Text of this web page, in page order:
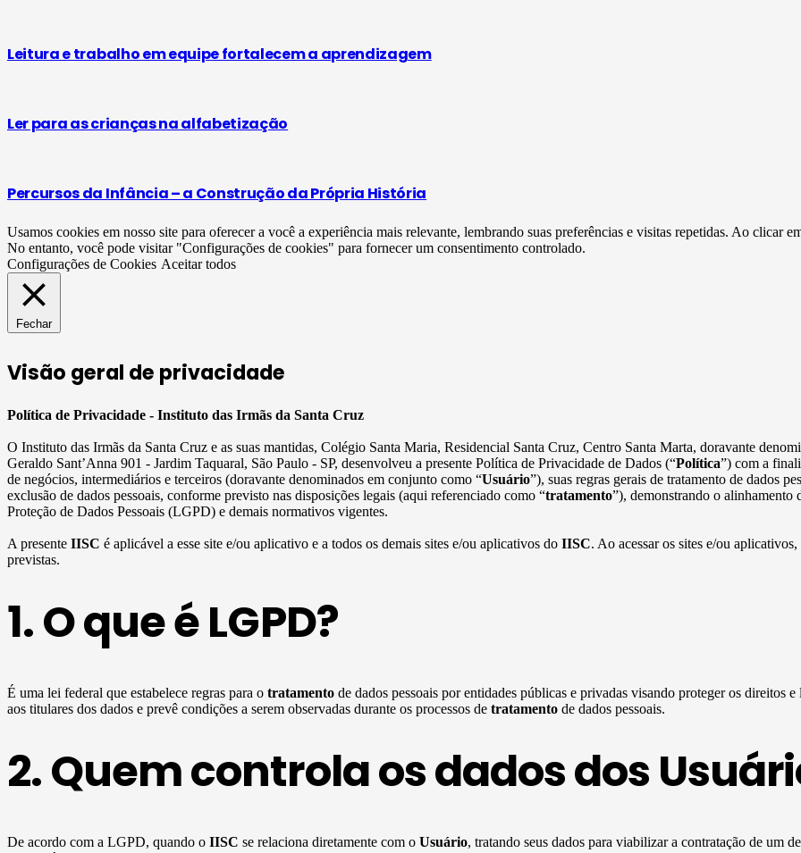
Leitura e trabalho em equipe fortalecem a aprendizagem
Ler para as crianças na alfabetização
Percursos da Infância – a Construção da Própria História
Usamos cookies em nosso site para oferecer a você a experiência mais relevante, lembrando suas preferências e visitas repetidas. Ao
No entanto, você pode visitar "Configurações de cookies" para fornecer um consentimento controlado.
Configurações de Cookies Aceitar todos
Fechar
Visão geral de privacidade
Política de Privacidade - Instituto das Irmãs da Santa Cruz
O Instituto das Irmãs da Santa Cruz e as suas mantidas, Colégio Santa Maria, Residencial Santa Cruz, Centro Santa Marta, doravante
Geraldo Sant’Anna 901 - Jardim Taquaral, São Paulo - SP, desenvolveu a presente Política de Privacidade de Dados (“Política”) com a
de negócios, intermediários e terceiros (doravante denominados em conjunto como “Usuário”), suas regras gerais de tratamento de dados
exclusão de dados pessoais, conforme previsto nas disposições legais (aqui referenciado como “tratamento”), demonstrando o alinhamento
Proteção de Dados Pessoais (LGPD) e demais normativos vigentes.
A presente IISC é aplicável a esse site e/ou aplicativo e a todos os demais sites e/ou aplicativos do IISC. Ao acessar os sites e/ou
previstas.
1. O que é LGPD?
É uma lei federal que estabelece regras para o tratamento de dados pessoais por entidades públicas e privadas visando proteger os
aos titulares dos dados e prevê condições a serem observadas durante os processos de tratamento de dados pessoais.
2. Quem controla os dados dos
De acordo com a LGPD, quando o IISC se relaciona diretamente com o Usuário, tratando seus dados para viabilizar a contratação de um